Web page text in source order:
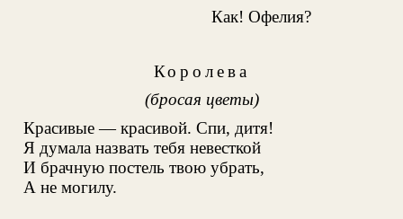
Как! Офелия?
Королева
(бросая цветы)
Красивые — красивой. Спи, дитя!
Я думала назвать тебя невесткой
И брачную постель твою убрать,
А не могилу.